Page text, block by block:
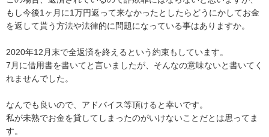
もし今後1ヶ月に1万円返って来なかったとしたらどうにかしてお金
を返して貰う方法や法律的に問題になっている事はありますか。
2020年12月末で全返済を終えるという約束もしています。
7月に借用書を書いてと言いましたが、そんなの意味ないと書いてく
れませんでした。
なんでも良いので、アドバイス等頂けると幸いです。
私が未熟でお金を貸してしまったのがいけないことだとは思ってま
す。